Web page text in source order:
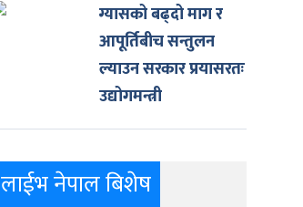
ग्यासको बढ्दो माग र
आपूर्तिबीच सन्तुलन
ल्याउन सरकार प्रयासरतः
उद्योगमन्त्री
लाईभ नेपाल बिशेष